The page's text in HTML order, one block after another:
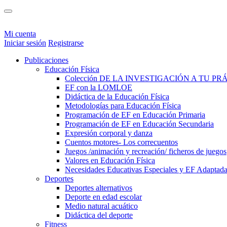
Mi cuenta
Iniciar sesión Registrarse
Publicaciones
Educación Física
Colección DE LA INVESTIGACIÓN A TU
EF con la LOMLOE
Didáctica de la Educación Física
Metodologías para Educación Física
Programación de EF en Educación Primaria
Programación de EF en Educación Secundaria
Expresión corporal y danza
Cuentos motores- Los correcuentos
Juegos /animación y recreación/ ficheros de juegos
Valores en Educación Física
Necesidades Educativas Especiales y EF Adaptada
Deportes
Deportes alternativos
Deporte en edad escolar
Medio natural acuático
Didáctica del deporte
Fitness